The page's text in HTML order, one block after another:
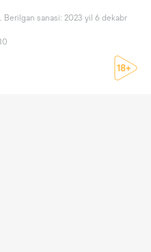
sanasi: 2023 yil 6 dekabr